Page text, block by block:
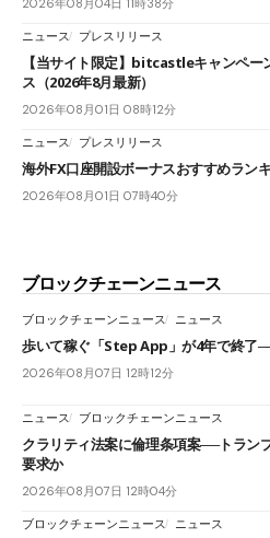
ニュース プレスリリース
【当サイト限定】bitcastleキャンペー
ス（2026年8月最新）
2026年08月01日 08時12分
ニュース プレスリリース
海外FX口座開設ボーナスおすすめラン
2026年08月01日 07時40分
ブロックチェーンニュース
ブロックチェーンニュース ニュース
歩いて稼ぐ「Step App」が4年で終了
2026年08月07日 12時12分
ニュース ブロックチェーンニュース
クラリティ法案に倫理条項案──トラン
要求か
2026年08月07日 12時04分
ブロックチェーンニュース ニュース